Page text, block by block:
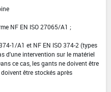
NF EN ISO 27065/A1 ;
1/A1 et NF EN ISO 374-2 (types
d'une intervention sur le matériel
ce cas, les gants ne doivent être
être stockés après